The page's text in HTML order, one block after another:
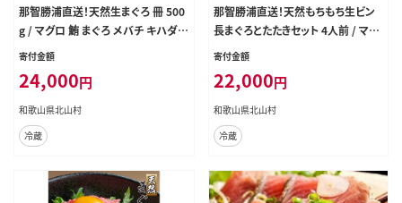
那智勝浦直送！天然生まぐろ 冊 500
g / マグロ 鮪 まぐろ メバチ キハダ
魚 海鮮 刺身 柵 さく【uot806】
寄付金額
24,000円
和歌山県北山村
冷蔵
那智勝浦直送！天然もちもち生ビン
長まぐろとたたきセット 4人前 / マグ
ロ 鮪 ビンチョウ びんちょう 魚 海鮮
寄付金額
22,000円
和歌山県北山村
冷蔵